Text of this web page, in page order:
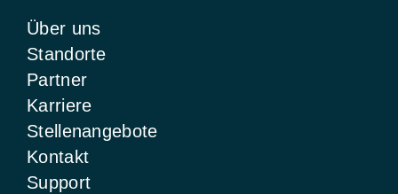
Über uns
Standorte
Partner
Karriere
Stellenangebote
Kontakt
Support